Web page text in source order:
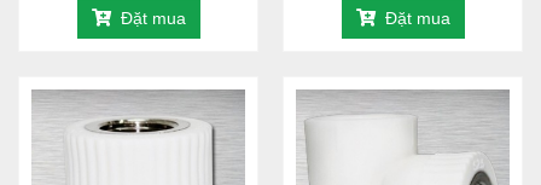
Đặt mua Đặt mua